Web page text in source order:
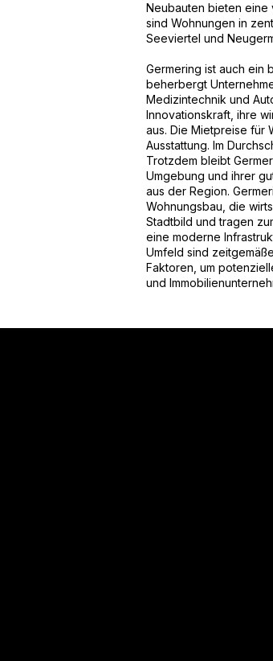
Neubauten bieten eine
sind Wohnungen in
Seeviertel und
Germering ist auch ein
beherbergt
Medizintechnik und
Innovationskraft, ihre
aus. Die Mietpreise für
Ausstattung. Im
Trotzdem bleibt
Umgebung und ihrer
aus der Region.
Wohnungsbau, die
Stadtbild und tragen
eine moderne
Umfeld sind
Faktoren, um
und